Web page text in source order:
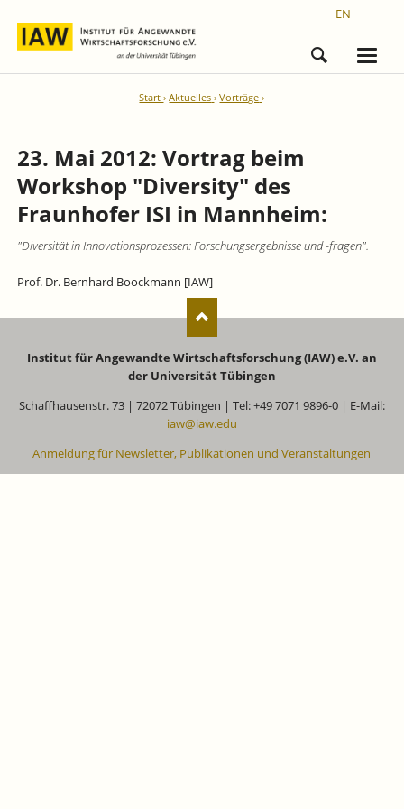
EN
Start Aktuelles Vorträge
23. Mai 2012: Vortrag beim
Workshop "Diversity" des
Fraunhofer ISI in Mannheim:
"Diversität in Innovationsprozessen: Forschungsergebnisse und -fragen".
Prof. Dr. Bernhard Boockmann [IAW]
Institut für Angewandte Wirtschaftsforschung (IAW) e.V. an
der Universität Tübingen
Schaffhausenstr. 73 | 72072 Tübingen | Tel: +49 7071 9896-0 | E-Mail:
iaw@iaw.edu
Anmeldung für Newsletter, Publikationen und Veranstaltungen